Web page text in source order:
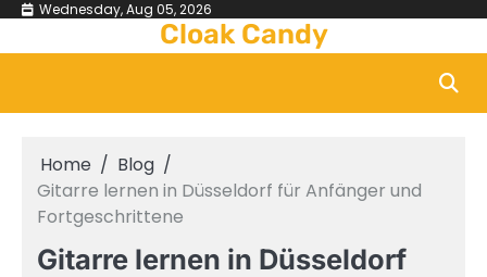
Skip Wednesday, Aug 05, 2026
Cloak Candy
Home
Blog
Gitarre lernen in Düsseldorf für Anfänger und
Fortgeschrittene
Gitarre lernen in Düsseldorf